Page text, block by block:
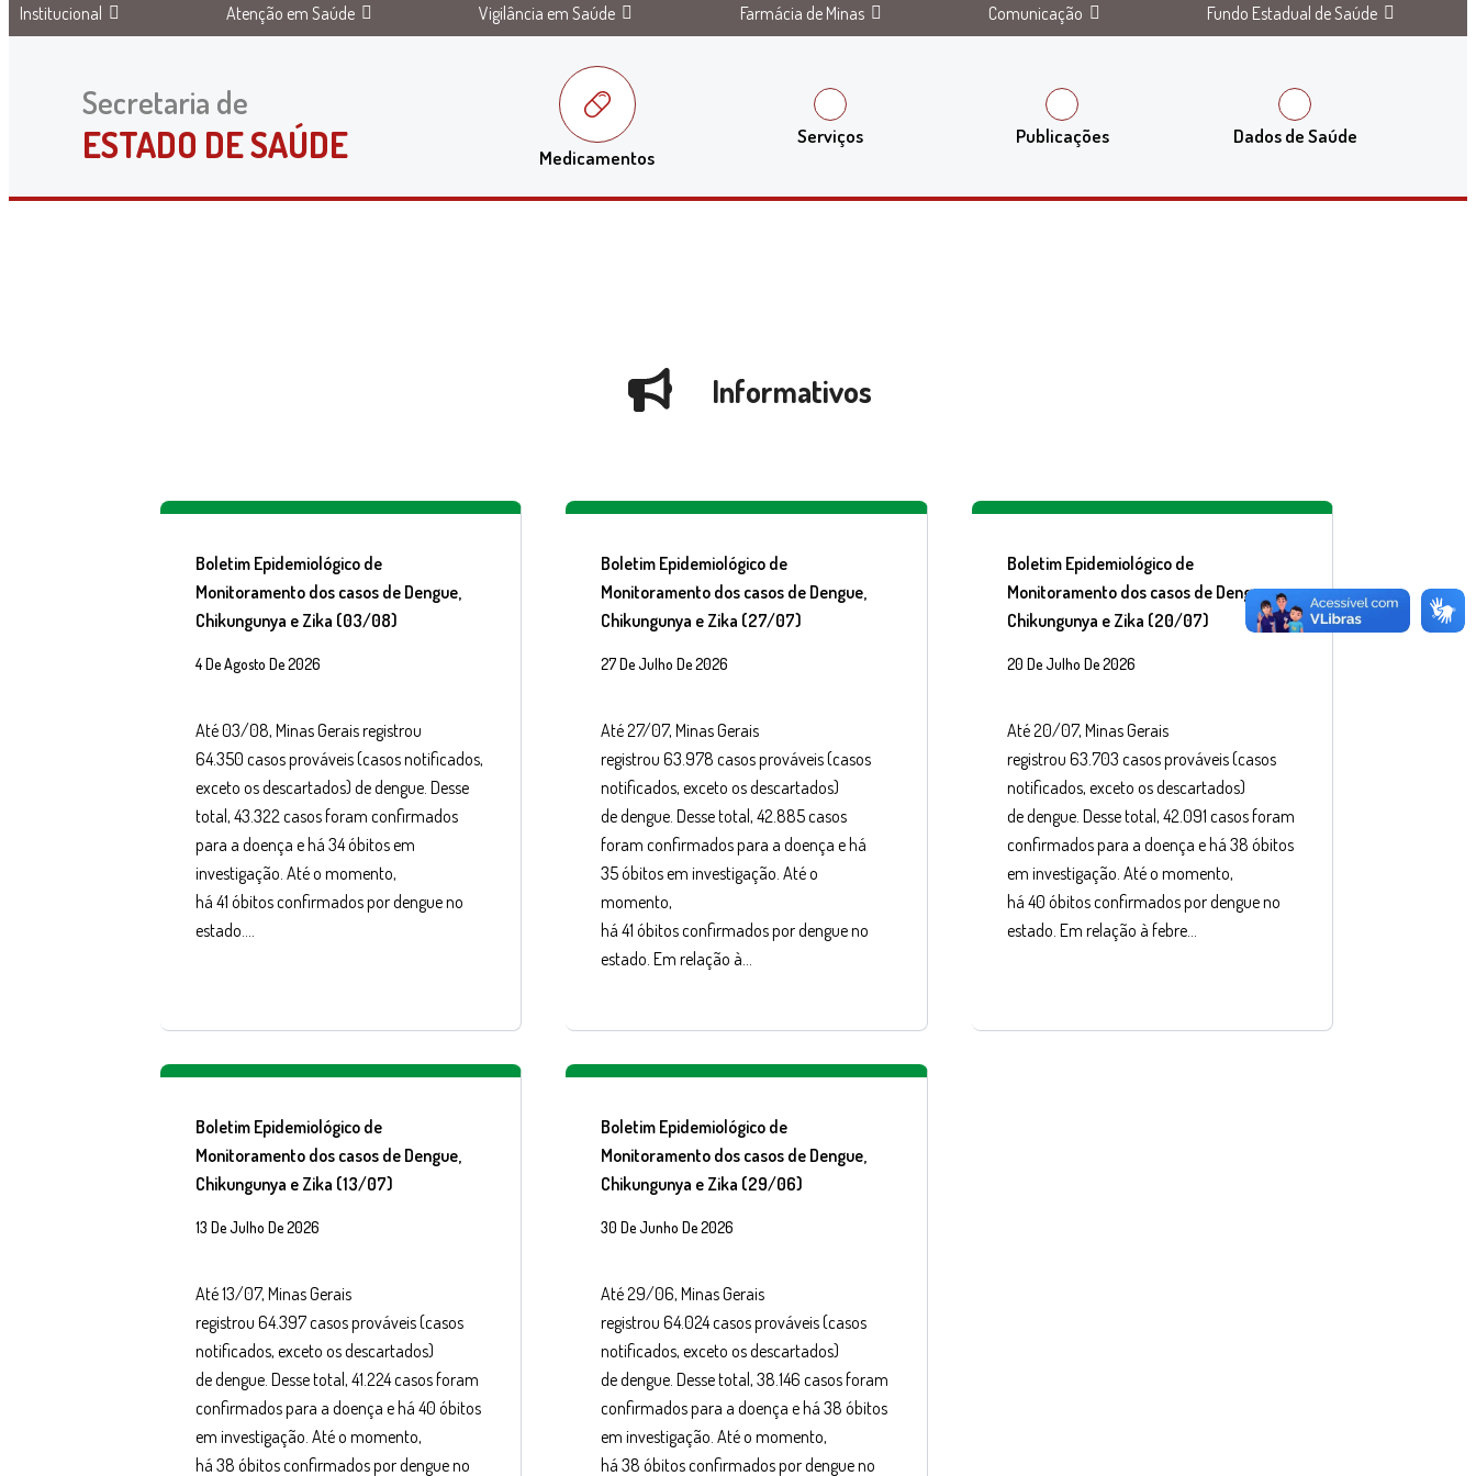
Institucional Atenção em Saúde Vigilância em Saúde Farmácia de Minas Comunicação Fundo Estadual de Saúde
Secretaria de
ESTADO DE SAÚDE Medicamentos
Serviços Publicações Dados de Saúde
Informativos
Boletim Epidemiológico de
Monitoramento dos casos de Dengue,
Chikungunya e Zika (03/08)
4 De Agosto De 2026
Até 03/08, Minas Gerais registrou
64.350 casos prováveis (casos notificados,
exceto os descartados) de dengue. Desse
total, 43.322 casos foram confirmados
para a doença e há 34 óbitos em
investigação. Até o momento,
há 41 óbitos confirmados por dengue no
estado….
Boletim Epidemiológico de
Monitoramento dos casos de Dengue,
Chikungunya e Zika (27/07)
27 De Julho De 2026
Até 27/07, Minas Gerais
registrou 63.978 casos prováveis (casos
notificados, exceto os descartados)
de dengue. Desse total, 42.885 casos
foram confirmados para a doença e há
35 óbitos em investigação. Até o
momento,
há 41 óbitos confirmados por dengue no
estado. Em relação à…
Boletim Epidemiológico de
Monitoramento dos casos de Dengue,
Chikungunya e Zika (20/07)
20 De Julho De 2026
Até 20/07, Minas Gerais
registrou 63.703 casos prováveis (casos
notificados, exceto os descartados)
de dengue. Desse total, 42.091 casos foram
confirmados para a doença e há 38 óbitos
em investigação. Até o momento,
há 40 óbitos confirmados por dengue no
estado. Em relação à febre…
Boletim Epidemiológico de
Monitoramento dos casos de Dengue,
Chikungunya e Zika (13/07)
13 De Julho De 2026
Até 13/07, Minas Gerais
registrou 64.397 casos prováveis (casos
notificados, exceto os descartados)
de dengue. Desse total, 41.224 casos foram
confirmados para a doença e há 40 óbitos
em investigação. Até o momento,
há 38 óbitos confirmados por dengue no
Boletim Epidemiológico de
Monitoramento dos casos de Dengue,
Chikungunya e Zika (29/06)
30 De Junho De 2026
Até 29/06, Minas Gerais
registrou 64.024 casos prováveis (casos
notificados, exceto os descartados)
de dengue. Desse total, 38.146 casos foram
confirmados para a doença e há 38 óbitos
em investigação. Até o momento,
há 38 óbitos confirmados por dengue no